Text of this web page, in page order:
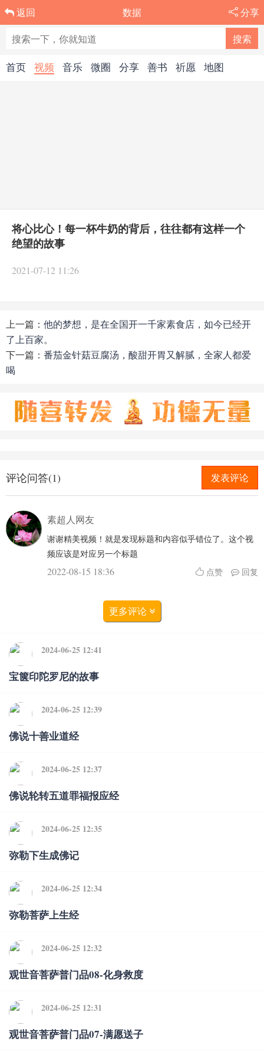
返回 数据 分享
首页 视频 音乐 微圈 分享 善书 祈愿 地图
将心比心！每一杯牛奶的背后，往往都有这样一个
绝望的故事
2021-07-12 11:26
上一篇： 他的梦想，是在全国开一千家素食店，如今已经开
了上百家。
下一篇： 番茄金针菇豆腐汤，酸甜开胃又解腻，全家人都爱
喝
评论问答(1) 发表评论
素超人网友
谢谢精美视频！就是发现标题和内容似乎错位了。这个视
频应该是对应另一个标题
2022-08-15 18:36 点赞 回复
更多评论
2024-06-25 12:41
宝箧印陀罗尼的故事
2024-06-25 12:39
佛说十善业道经
2024-06-25 12:37
佛说轮转五道罪福报应经
2024-06-25 12:35
弥勒下生成佛记
2024-06-25 12:34
弥勒菩萨上生经
2024-06-25 12:32
观世音菩萨普门品08-化身救度
2024-06-25 12:31
观世音菩萨普门品07-满愿送子